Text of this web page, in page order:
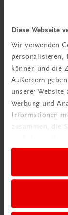
Diese Webseite
Wir verwenden
personalisieren,
können und die
Außerdem
unserer Website
Werbung und
Informationen
zusammen, die
Durchblick
Neuer